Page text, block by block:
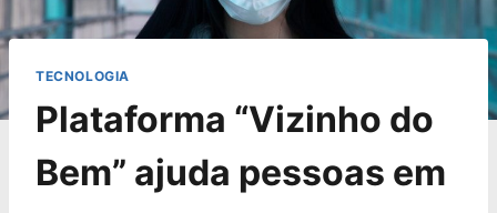
TECNOLOGIA
Plataforma “Vizinho do
Bem” ajuda pessoas em